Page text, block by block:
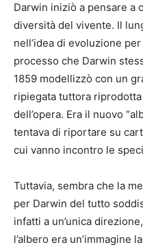
Darwin iniziò a pensare a
diversità del vivente. Il
nell’idea di evoluzione
processo che Darwin
1859 modellizzò con un
ripiegata tuttora
dell’opera. Era il nuovo
tentava di riportare su
cui vanno incontro le
Tuttavia, sembra che la
per Darwin del tutto
infatti a un’unica
l’albero era un’immagine